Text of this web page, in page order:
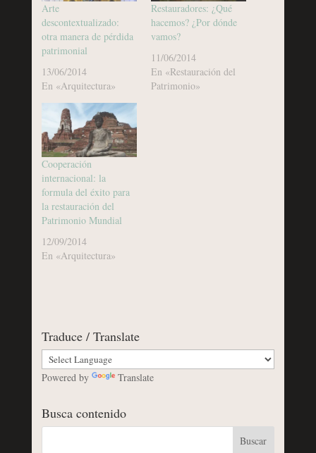
Arte
descontextualizado:
otra manera de pérdida
patrimonial
13/06/2014
En «Arquitectura»
Restauradores: ¿Qué
hacemos? ¿Por dónde
vamos?
11/06/2014
En «Restauración del
Patrimonio»
Cooperación
internacional: la
formula del éxito para
la restauración del
Patrimonio Mundial
12/09/2014
En «Arquitectura»
Traduce / Translate
Powered by Translate
Busca contenido